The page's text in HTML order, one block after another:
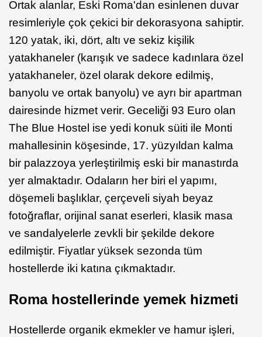
Ortak alanlar, Eski Roma'dan esinlenen duvar
resimleriyle çok çekici bir dekorasyona sahiptir.
120 yatak, iki, dört, altı ve sekiz kişilik
yatakhaneler (karışık ve sadece kadınlara özel
yatakhaneler, özel olarak dekore edilmiş,
banyolu ve ortak banyolu) ve ayrı bir apartman
dairesinde hizmet verir. Geceliği 93 Euro olan
The Blue Hostel ise yedi konuk süiti ile Monti
mahallesinin köşesinde, 17. yüzyıldan kalma
bir palazzoya yerleştirilmiş eski bir manastırda
yer almaktadır. Odaların her biri el yapımı,
döşemeli başlıklar, çerçeveli siyah beyaz
fotoğraflar, orijinal sanat eserleri, klasik masa
ve sandalyelerle zevkli bir şekilde dekore
edilmiştir. Fiyatlar yüksek sezonda tüm
hostellerde iki katına çıkmaktadır.
Roma hostellerinde yemek hizmeti
Hostellerde organik ekmekler ve hamur işleri,